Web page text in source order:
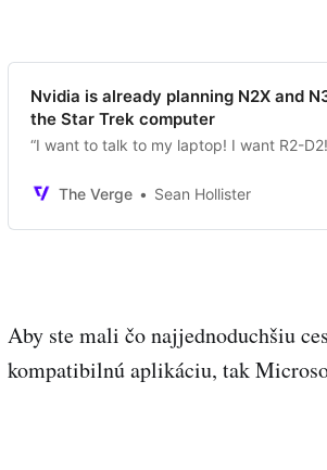
Nvidia is already planning N2X and
the Star Trek computer
“I want to talk to my laptop! I want R2-
The Verge Sean Hollister
Aby ste mali čo najjednoduchšiu
kompatibilnú aplikáciu, tak